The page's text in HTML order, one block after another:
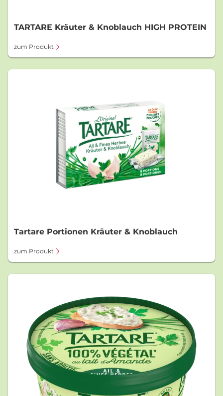
TARTARE Kräuter & Knoblauch HIGH PROTEIN
zum Produkt
Tartare Portionen Kräuter & Knoblauch
zum Produkt